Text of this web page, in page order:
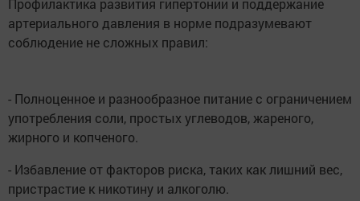
артериального давления в норме подразумевают
соблюдение не сложных правил:
- Полноценное и разнообразное питание с ограничением
употребления соли, простых углеводов, жареного,
жирного и копченого.
- Избавление от факторов риска, таких как лишний вес,
пристрастие к никотину и алкоголю.